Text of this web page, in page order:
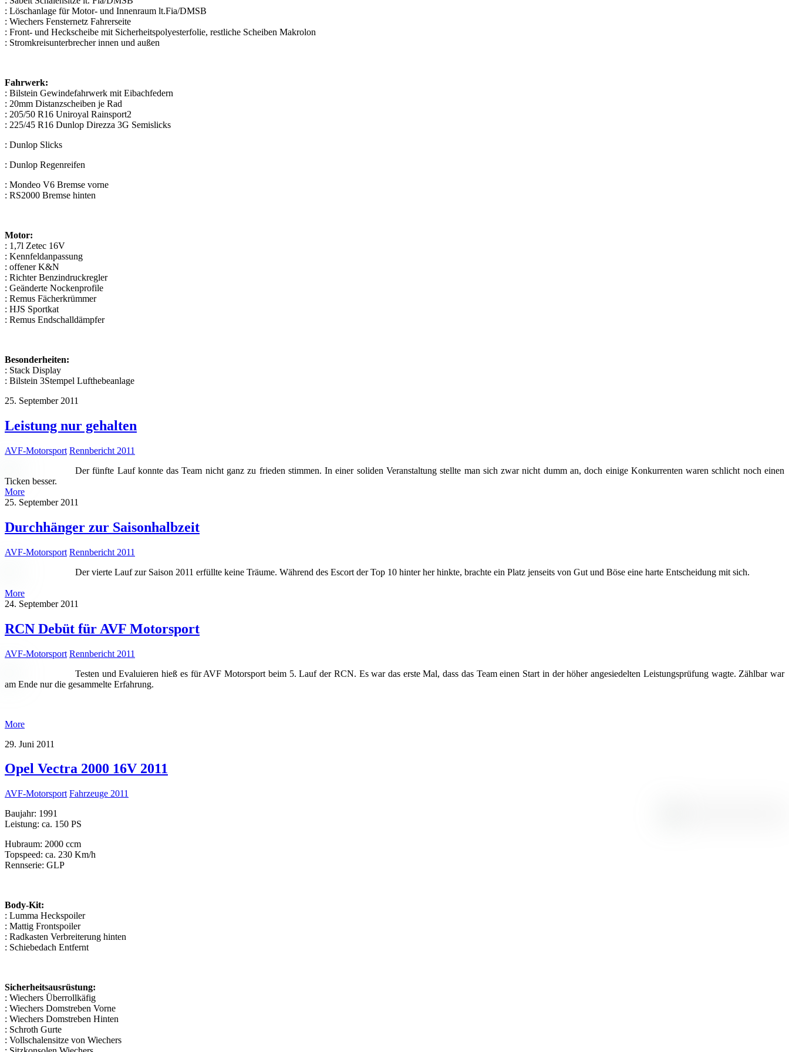
: Löschanlage für Motor- und Innenraum lt.Fia/DMSB
: Wiechers Fensternetz Fahrerseite
: Front- und Heckscheibe mit Sicherheitspolyesterfolie, restliche Scheiben Makrolon
: Stromkreisunterbrecher innen und außen
Fahrwerk:
: Bilstein Gewindefahrwerk mit Eibachfedern
: 20mm Distanzscheiben je Rad
: 205/50 R16 Uniroyal Rainsport2
: 225/45 R16 Dunlop Direzza 3G Semislicks
: Dunlop Slicks
: Dunlop Regenreifen
: Mondeo V6 Bremse vorne
: RS2000 Bremse hinten
Motor:
: 1,7l Zetec 16V
: Kennfeldanpassung
: offener K&N
: Richter Benzindruckregler
: Geänderte Nockenprofile
: Remus Fächerkrümmer
: HJS Sportkat
: Remus Endschalldämpfer
Besonderheiten:
: Stack Display
: Bilstein 3Stempel Lufthebeanlage
25. September 2011
Leistung nur gehalten
AVF-Motorsport Rennbericht 2011
Der fünfte Lauf konnte das Team nicht ganz zu frieden stimmen. In einer soliden Veranstaltung stellte man sich zwar nicht dumm an, doch einige Konkurrenten waren schlicht noch einen
Ticken besser.
More
25. September 2011
Durchhänger zur Saisonhalbzeit
AVF-Motorsport Rennbericht 2011
Der vierte Lauf zur Saison 2011 erfüllte keine Träume. Während des Escort der Top 10 hinter her hinkte, brachte ein Platz jenseits von Gut und Böse eine harte Entscheidung mit sich.
More
24. September 2011
RCN Debüt für AVF Motorsport
AVF-Motorsport Rennbericht 2011
Testen und Evaluieren hieß es für AVF Motorsport beim 5. Lauf der RCN. Es war das erste Mal, dass das Team einen Start in der höher angesiedelten Leistungsprüfung wagte. Zählbar war
am Ende nur die gesammelte Erfahrung.
More
29. Juni 2011
Opel Vectra 2000 16V 2011
AVF-Motorsport Fahrzeuge 2011
Baujahr: 1991
Leistung: ca. 150 PS
Hubraum: 2000 ccm
Topspeed: ca. 230 Km/h
Rennserie: GLP
Body-Kit:
: Lumma Heckspoiler
: Mattig Frontspoiler
: Radkasten Verbreiterung hinten
: Schiebedach Entfernt
Sicherheitsausrüstung:
: Wiechers Überrollkäfig
: Wiechers Domstreben Vorne
: Wiechers Domstreben Hinten
: Schroth Gurte
: Vollschalensitze von Wiechers